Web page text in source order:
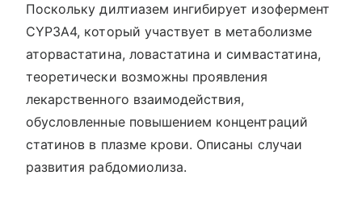
Поскольку дилтиазем ингибирует изофермент
CYP3A4, который участвует в метаболизме
аторвастатина, ловастатина и симвастатина,
теоретически возможны проявления
лекарственного взаимодействия,
обусловленные повышением концентраций
статинов в плазме крови. Описаны случаи
развития рабдомиолиза.